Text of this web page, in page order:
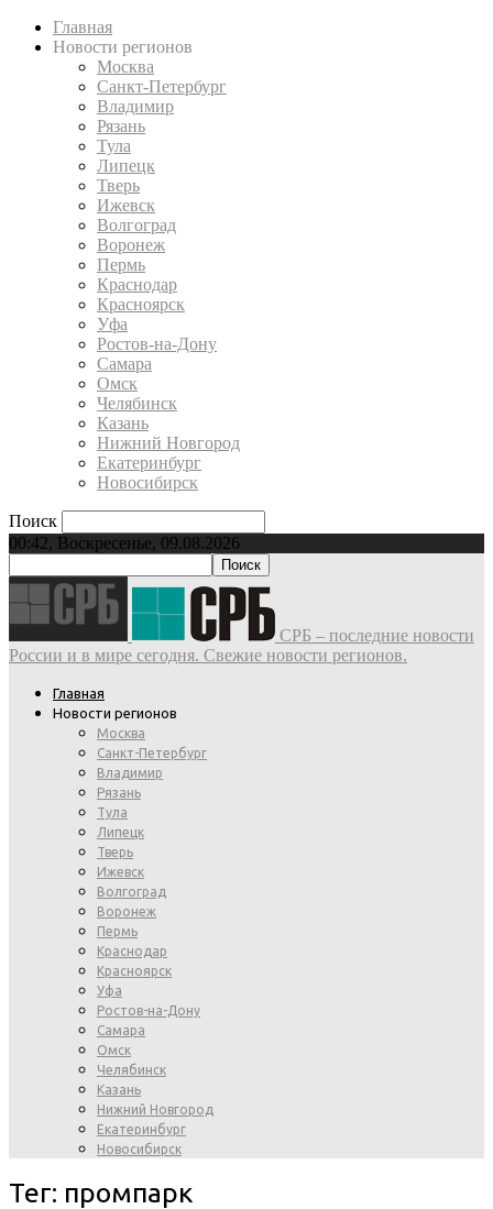
Главная
Новости регионов
Москва
Санкт-Петербург
Владимир
Рязань
Тула
Липецк
Тверь
Ижевск
Волгоград
Воронеж
Пермь
Краснодар
Красноярск
Уфа
Ростов-на-Дону
Самара
Омск
Челябинск
Казань
Нижний Новгород
Екатеринбург
Новосибирск
Поиск
00:42, Воскресенье, 09.08.2026
СРБ – последние новости
России и в мире сегодня. Свежие новости регионов.
Главная
Новости регионов
Москва
Санкт-Петербург
Владимир
Рязань
Тула
Липецк
Тверь
Ижевск
Волгоград
Воронеж
Пермь
Краснодар
Красноярск
Уфа
Ростов-на-Дону
Самара
Омск
Челябинск
Казань
Нижний Новгород
Екатеринбург
Новосибирск
Тег: промпарк